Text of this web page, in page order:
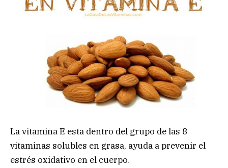
La vitamina E esta dentro del grupo de las 8
vitaminas solubles en grasa, ayuda a prevenir el
estrés oxidativo en el cuerpo.